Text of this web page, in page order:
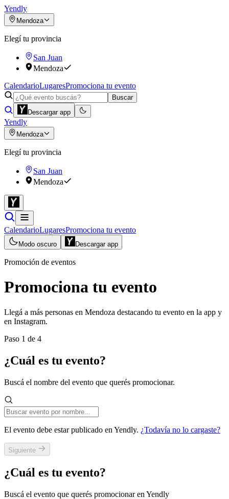
Yendly
Mendoza
Elegí tu provincia
San Juan
Mendoza
CalendarioLugaresPromociona tu evento
Buscar
Descargar app
Yendly
Mendoza
Elegí tu provincia
San Juan
Mendoza
CalendarioLugaresPromociona tu evento
Modo oscuro Descargar app
Promoción de eventos
Promociona tu evento
Llegá a más personas en Mendoza destacando tu evento en la app y
en Instagram.
Paso 1 de 4
¿Cuál es tu evento?
Buscá el nombre del evento que querés promocionar.
El evento debe estar publicado en Yendly. ¿Todavía no lo cargaste?
Siguiente
¿Cuál es tu evento?
Buscá el evento que querés promocionar en Yendly